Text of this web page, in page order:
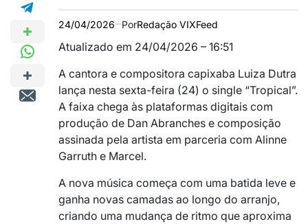
24/04/2026 PorRedação VIXFeed
Atualizado em 24/04/2026 – 16:51
A cantora e compositora capixaba Luiza Dutra
lança nesta sexta-feira (24) o single “Tropical”.
A faixa chega às plataformas digitais com
produção de Dan Abranches e composição
assinada pela artista em parceria com Alinne
Garruth e Marcel.
A nova música começa com uma batida leve e
ganha novas camadas ao longo do arranjo,
criando uma mudança de ritmo que aproxima